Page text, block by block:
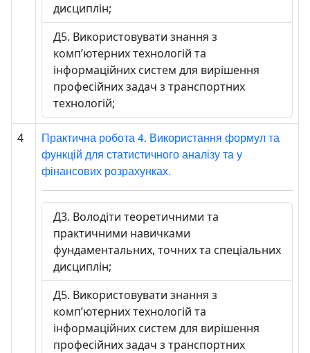
дисциплін;
Д5. Використовувати знання з
комп’ютерних технологій та
інформаційних систем для вирішення
професійних задач з транспортних
технологій;
4
Практична робота 4. Використання формул та
функцій для статистичного аналізу та у
фінансових розрахунках.
Д3. Володіти теоретичними та
практичними навичками
фундаментальних, точних та спеціальних
дисциплін;
Д5. Використовувати знання з
комп’ютерних технологій та
інформаційних систем для вирішення
професійних задач з транспортних